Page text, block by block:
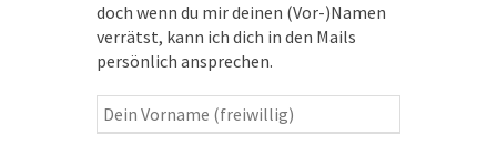
doch wenn du mir deinen (Vor-)Namen
verrätst, kann ich dich in den Mails
persönlich ansprechen.